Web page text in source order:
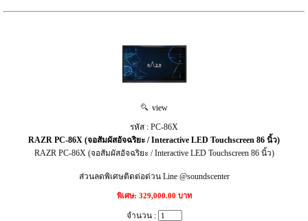
view
รหัส : PC-86X
RAZR PC-86X (จอสัมผัสอัจฉริยะ / Interactive LED Touchscreen 86 นิ้ว)
RAZR PC-86X (จอสัมผัสอัจฉริยะ / Interactive LED Touchscreen 86 นิ้ว)
ส่วนลดพิเศษติดต่อด่วน Line @soundscenter
พิเศษ: 329,000.00 บาท
จำนวน :